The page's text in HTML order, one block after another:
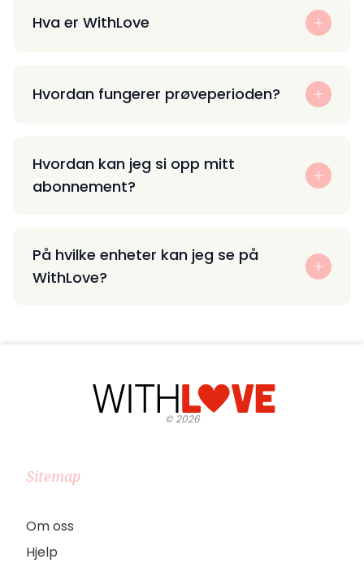
Hva er WithLove
Hvordan fungerer prøveperioden?
Hvordan kan jeg si opp mitt
abonnement?
På hvilke enheter kan jeg se på
WithLove?
©2026
Sitemap
Om oss
Hjelp